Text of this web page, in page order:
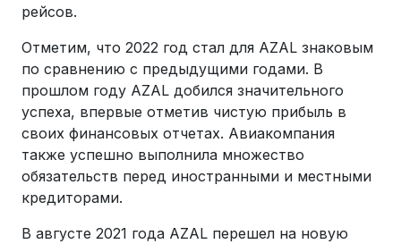
рейсов.
Отметим, что 2022 год стал для AZAL знаковым
по сравнению с предыдущими годами. В
прошлом году AZAL добился значительного
успеха, впервые отметив чистую прибыль в
своих финансовых отчетах. Авиакомпания
также успешно выполнила множество
обязательств перед иностранными и местными
кредиторами.
В августе 2021 года AZAL перешел на новую